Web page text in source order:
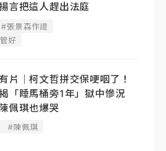
言把這人趕出法庭
#張景森作證
好
片｜柯文哲拼交保哽咽了！
「睡馬桶旁1年」獄中慘況
陳佩琪也爆哭
#陳佩琪